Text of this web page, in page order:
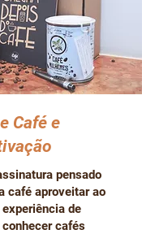
Café e
pensado
café aproveitar ao
de
cafés